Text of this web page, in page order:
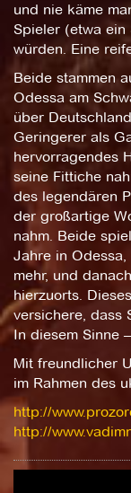
und nie käme
Spieler (etwa
würden. Eine
Beide stammen
Odessa am
über
Geringerer als
hervorragendes
seine Fittiche
des legendären
der großartige
nahm. Beide
Jahre in
mehr, und
hierzuorts.
versichere, dass
In diesem Sinne
Mit freundlicher
im Rahmen des
http://
http://